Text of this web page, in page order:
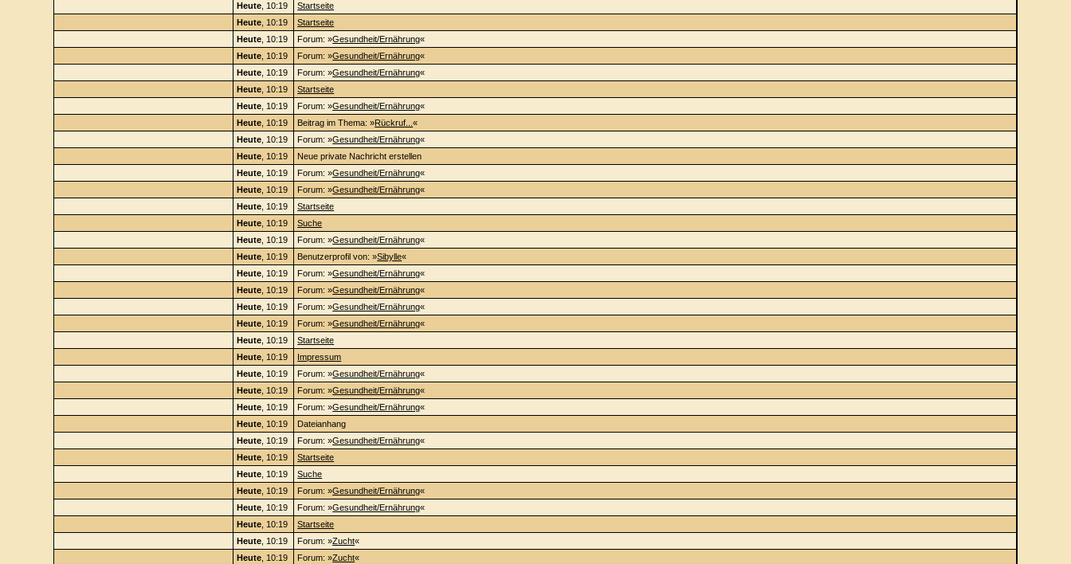
Heute , 10:19
Startseite
Heute , 10:19
Startseite
Heute , 10:19 Forum: »Gesundheit/Ernährung«
Heute , 10:19 Forum: »Gesundheit/Ernährung«
Heute , 10:19 Forum: »Gesundheit/Ernährung«
Heute , 10:19
Startseite
Heute , 10:19 Forum: »Gesundheit/Ernährung«
Heute , 10:19 Beitrag im Thema: »Rückruf...«
Heute , 10:19 Forum: »Gesundheit/Ernährung«
Heute , 10:19
Neue private Nachricht erstellen
Heute , 10:19 Forum: »Gesundheit/Ernährung«
Heute , 10:19 Forum: »Gesundheit/Ernährung«
Heute , 10:19
Startseite
Heute , 10:19
Suche
Heute , 10:19 Forum: »Gesundheit/Ernährung«
Heute , 10:19 Benutzerprofil von: »Sibylle«
Heute , 10:19 Forum: »Gesundheit/Ernährung«
Heute , 10:19 Forum: »Gesundheit/Ernährung«
Heute , 10:19 Forum: »Gesundheit/Ernährung«
Heute , 10:19 Forum: »Gesundheit/Ernährung«
Heute , 10:19
Startseite
Heute , 10:19
Impressum
Heute , 10:19 Forum: »Gesundheit/Ernährung«
Heute , 10:19 Forum: »Gesundheit/Ernährung«
Heute , 10:19 Forum: »Gesundheit/Ernährung«
Heute , 10:19
Dateianhang
Heute , 10:19 Forum: »Gesundheit/Ernährung«
Heute , 10:19
Startseite
Heute , 10:19
Suche
Heute , 10:19 Forum: »Gesundheit/Ernährung«
Heute , 10:19 Forum: »Gesundheit/Ernährung«
Heute , 10:19
Startseite
Heute , 10:19 Forum: »Zucht«
Heute , 10:19 Forum: »Zucht«